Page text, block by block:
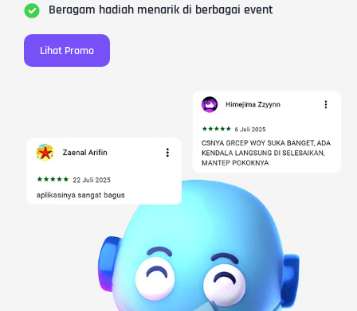
Beragam hadiah menarik di berbagai event
Lihat Promo